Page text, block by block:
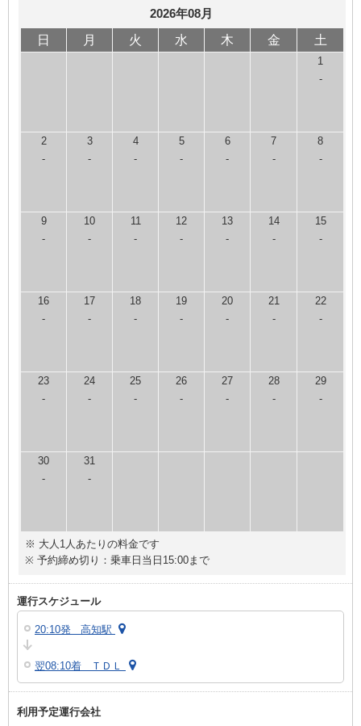
2026年08月
日
月 火 水 木 金 土
1
-
2
-
3
-
4
-
5
-
6
-
7
-
8
-
9
-
10
-
11
-
12
-
13
-
14
-
15
-
16
-
17
-
18
-
19
-
20
-
21
-
22
-
23
-
24
-
25
-
26
-
27
-
28
-
29
-
30
-
31
-
※ 大人1人あたりの料金です
※ 予約締め切り：乗車日当日15:00まで
運行スケジュール
20:10発 高知駅
翌08:10着 ＴＤＬ
利用予定運行会社